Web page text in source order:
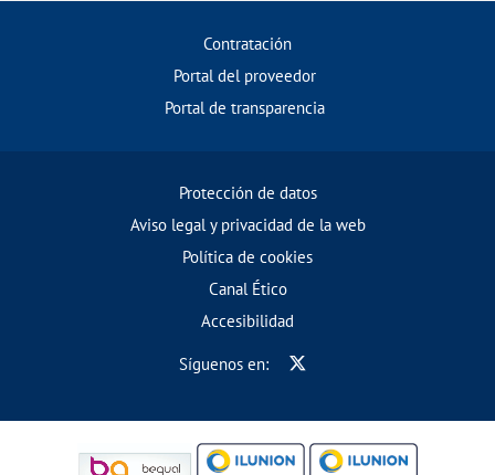
Contratación
Portal del proveedor
Portal de transparencia
Protección de datos
Aviso legal y privacidad de la web
Política de cookies
Canal Ético
Accesibilidad
Síguenos en: